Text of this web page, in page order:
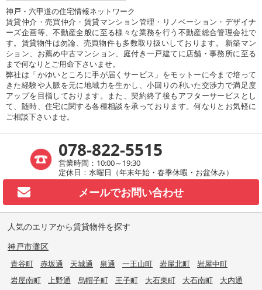
神戸・六甲道の住宅情報ネットワーク
賃貸仲介・売買仲介・賃貸マンション管理・リノベーション・デザイナ
ーズ企画等、不動産全般に至る様々な業務を行う不動産総合管理会社で
す。賃貸物件は勿論、売買物件も多数取り扱いしております。 新築マン
ション、お薦め中古マンション、庭付き一戸建てに店舗・事務所に至る
まで何なりとご用命下さいませ。
弊社は「かゆいところに手が届くサービス」をモットーに今まで培って
きた経験や人脈を元に地域力を生かし、小回りの利いた交渉力で満足度
アップを目指しております。また、契約終了後もアフターサービスとし
て、随時、住宅に関する各種相談を承っております。何なりとお気軽に
ご相談下さいませ。
078-822-5515
営業時間：10:00～19:30
定休日：水曜日（年末年始・春季休暇・お盆休み）
メールでお問い合わせ
人気のエリアから賃貸物件を探す
神戸市灘区
青谷町 赤坂通 天城通 泉通 一王山町 岩屋北町
岩屋中町
岩屋南町
上野通 烏帽子町 王子町 大石東町 大石南町
大内通